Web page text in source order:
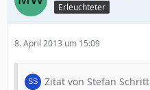
Erleuchteter
8. April 2013 um 15:09
Zitat von Stefan Schritt